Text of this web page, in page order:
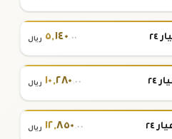
٥,١٤٠.٠٠ ريال
١٠,٢٨٠ .٠٠ ريال
١٢,٨٥٠ .٠٠ ريال